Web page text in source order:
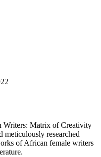
Writers: Matrix of Creativity
meticulously researched
of African female writers